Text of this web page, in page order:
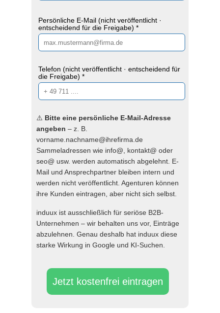
Persönliche E-Mail (nicht veröffentlicht ·
entscheidend für die Freigabe) *
Telefon (nicht veröffentlicht · entscheidend für
die Freigabe) *
Jetzt kostenfrei eintragen
⚠️ Bitte eine persönliche E-Mail-Adresse
angeben – z. B.
vorname.nachname@ihrefirma.de
Sammeladressen wie info@, kontakt@ oder
seo@ usw. werden automatisch abgelehnt. E-
Mail und Ansprechpartner bleiben intern und
werden nicht veröffentlicht. Agenturen können
ihre Kunden eintragen, aber nicht sich selbst.
induux ist ausschließlich für seriöse B2B-
Unternehmen – wir behalten uns vor, Einträge
abzulehnen. Genau deshalb hat induux diese
starke Wirkung in Google und KI-Suchen.